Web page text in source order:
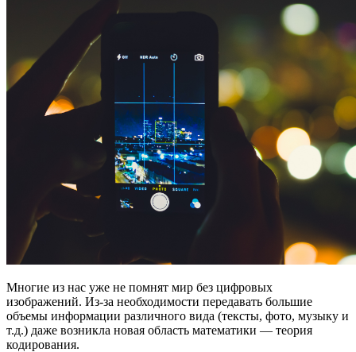
Многие из нас уже не помнят мир без цифровых
изображений. Из-за необходимости передавать большие
объемы информации различного вида (тексты, фото, музыку и
т.д.) даже возникла новая область математики — теория
кодирования.